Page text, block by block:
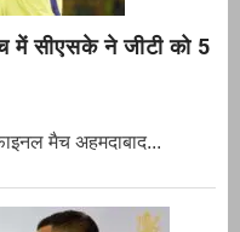
सीएसके ने जीटी को 5
मैच अहमदाबाद...